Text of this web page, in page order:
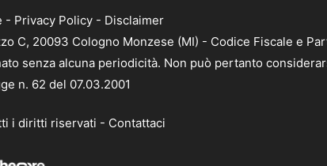
- Privacy Policy - Disclaimer
C, 20093 Cologno Monzese (MI) - Codice Fiscale e
senza alcuna periodicità. Non può pertanto
n. 62 del 07.03.2001
i diritti riservati - Contattaci